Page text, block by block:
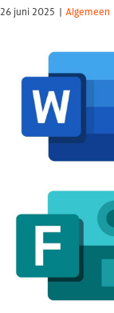
26 juni 2025 | Algemeen